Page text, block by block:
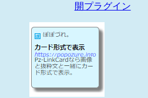
開プラグイン